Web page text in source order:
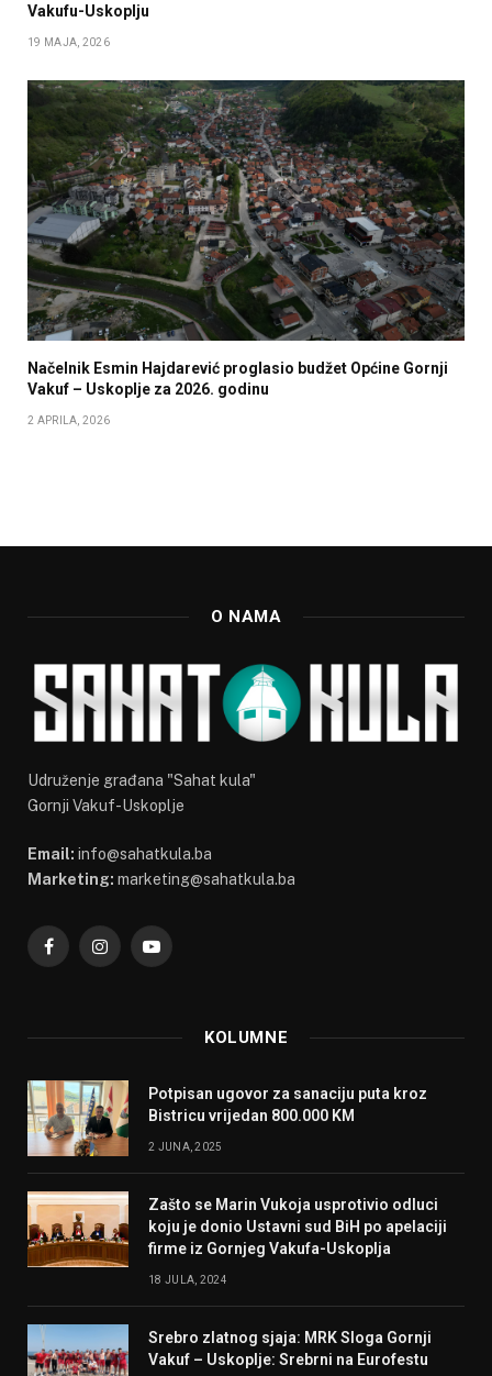
Vakufu-Uskoplju
19 MAJA, 2026
Načelnik Esmin Hajdarević proglasio budžet Općine Gornji
Vakuf – Uskoplje za 2026. godinu
2 APRILA, 2026
O NAMA
Udruženje građana "Sahat kula"
Gornji Vakuf-Uskoplje
Email: info@sahatkula.ba
Marketing: marketing@sahatkula.ba
FacebookInstagramYouTube
KOLUMNE
Potpisan ugovor za sanaciju puta kroz
Bistricu vrijedan 800.000 KM
2 JUNA, 2025
Zašto se Marin Vukoja usprotivio odluci
koju je donio Ustavni sud BiH po apelaciji
firme iz Gornjeg Vakufa-Uskoplja
18 JULA, 2024
Srebro zlatnog sjaja: MRK Sloga Gornji
Vakuf – Uskoplje: Srebrni na Eurofestu